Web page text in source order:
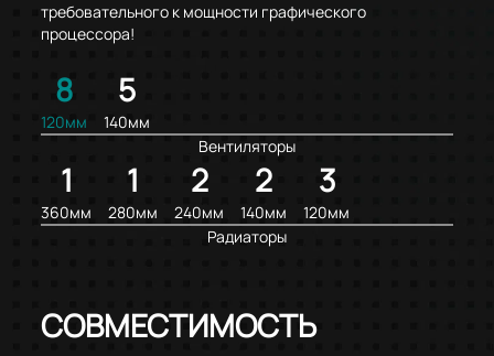
требовательного к мощности графического
процессора!
8
120мм
5
140мм
Вентиляторы
1
360мм
1
280мм
2
240мм
2
140мм
3
120мм
Радиаторы
СОВМЕСТИМОСТЬ